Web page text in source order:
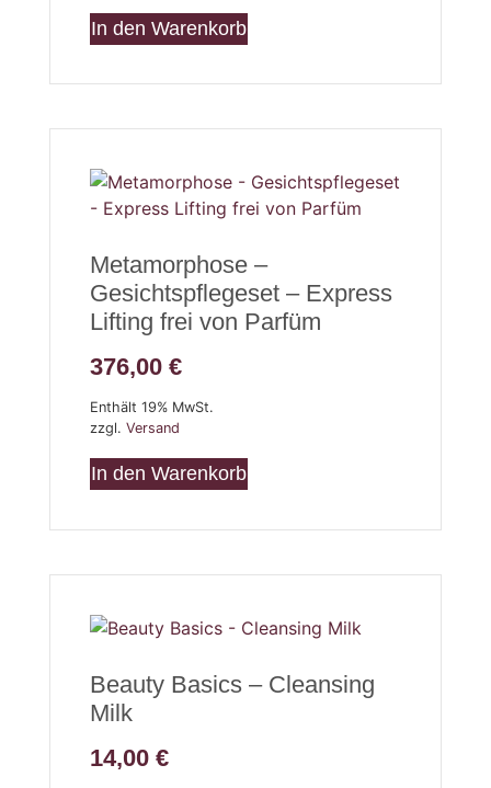
In den Warenkorb
Metamorphose –
Gesichtspflegeset – Express
Lifting frei von Parfüm
376,00 €
Enthält 19% MwSt.
zzgl. Versand
In den Warenkorb
Beauty Basics – Cleansing
Milk
14,00 €